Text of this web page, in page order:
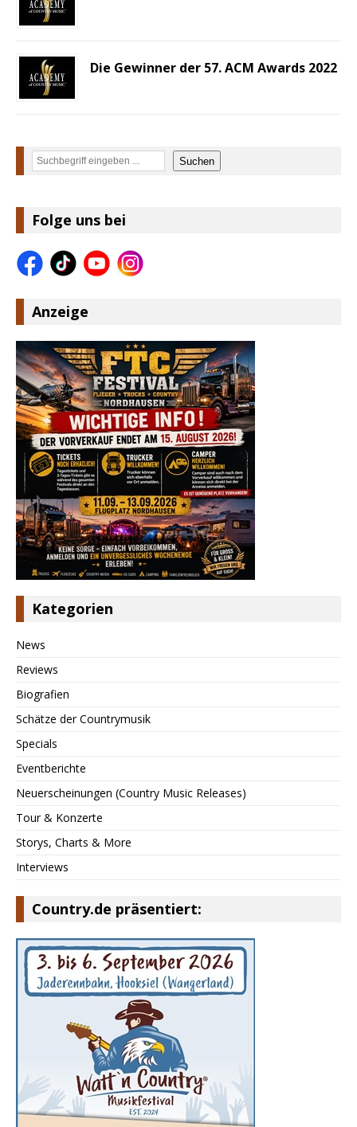
Die Gewinner der 57. ACM Awards 2022
Suchen Suchen
Folge uns bei
Anzeige
Kategorien
News
Reviews
Biografien
Schätze der Countrymusik
Specials
Eventberichte
Neuerscheinungen (Country Music Releases)
Tour & Konzerte
Storys, Charts & More
Interviews
Country.de präsentiert: